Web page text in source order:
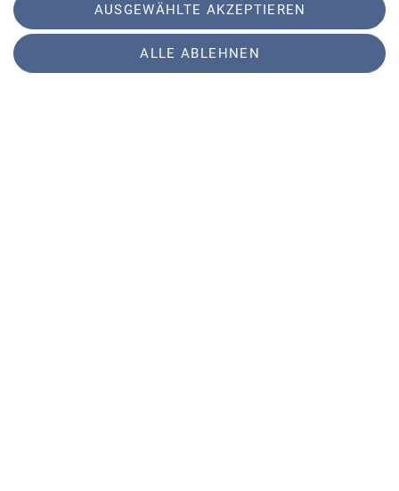
AUSGEWÄHLTE AKZEPTIEREN
ALLE ABLEHNEN